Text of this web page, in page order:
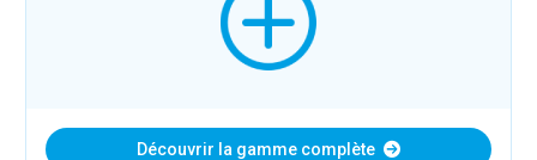
Découvrir la gamme complète